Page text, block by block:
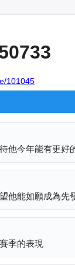
101045
他今年能有更好
他能如願成為先
季的表現